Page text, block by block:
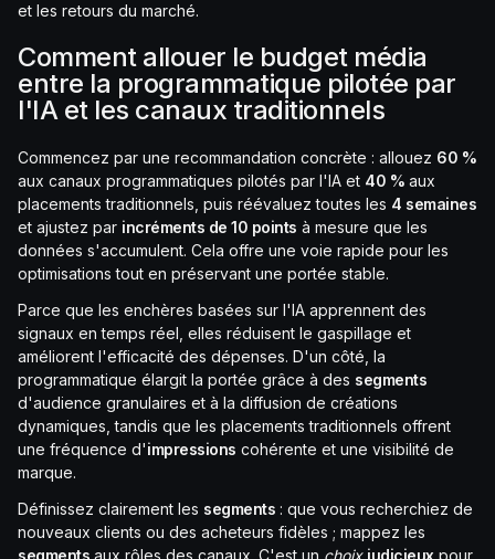
et les retours du marché.
Comment allouer le budget média
entre la programmatique pilotée par
l'IA et les canaux traditionnels
Commencez par une recommandation concrète : allouez 60 %
aux canaux programmatiques pilotés par l'IA et 40 % aux
placements traditionnels, puis réévaluez toutes les 4 semaines
et ajustez par incréments de 10 points à mesure que les
données s'accumulent. Cela offre une voie rapide pour les
optimisations tout en préservant une portée stable.
Parce que les enchères basées sur l'IA apprennent des
signaux en temps réel, elles réduisent le gaspillage et
améliorent l'efficacité des dépenses. D'un côté, la
programmatique élargit la portée grâce à des segments
d'audience granulaires et à la diffusion de créations
dynamiques, tandis que les placements traditionnels offrent
une fréquence d'impressions cohérente et une visibilité de
marque.
Définissez clairement les segments : que vous recherchiez de
nouveaux clients ou des acheteurs fidèles ; mappez les